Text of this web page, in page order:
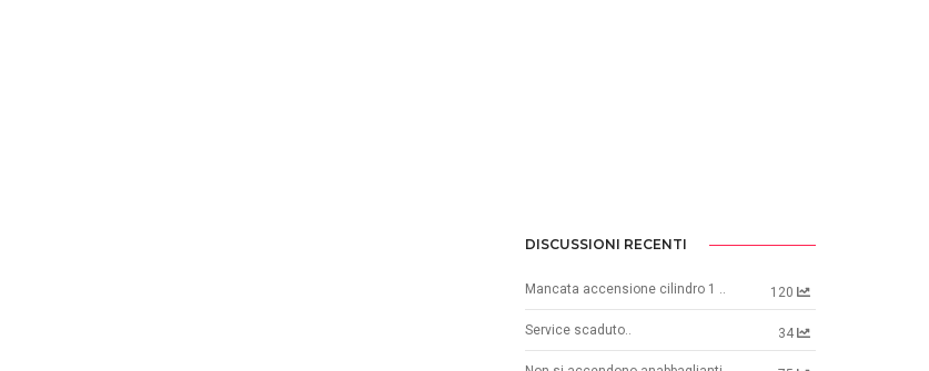
DISCUSSIONI RECENTI
Mancata accensione cilindro 1 .. 120
Service scaduto.. 34